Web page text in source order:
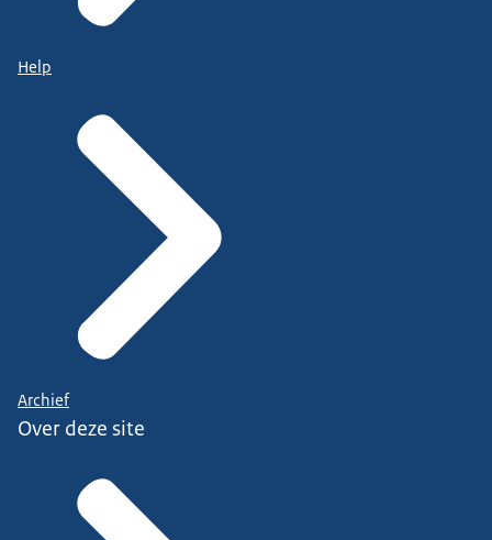
Help
Archief
Over deze site